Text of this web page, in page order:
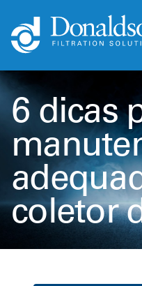
6 dicas
coletor